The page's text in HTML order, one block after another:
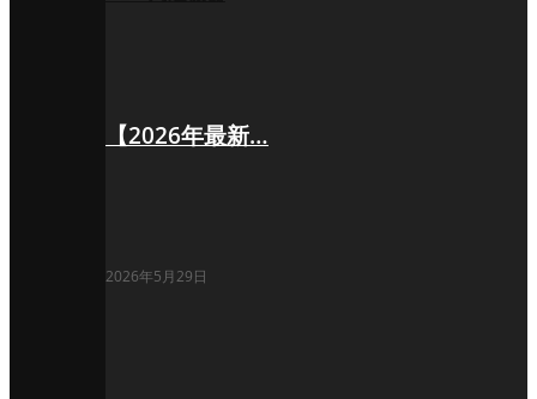
【2026年最新…
2026年5月29日